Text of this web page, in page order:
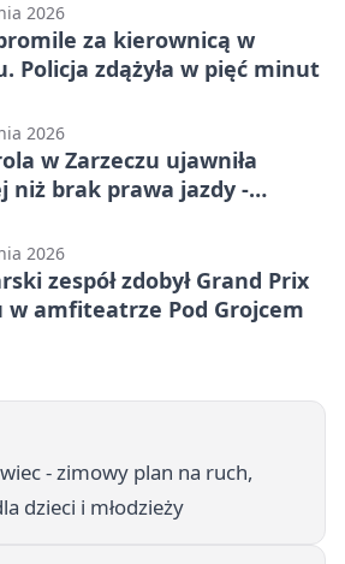
2026
za kierownicą w
Policja zdążyła w pięć minut
2026
w Zarzeczu ujawniła
niż brak prawa jazdy -
2026
zespół zdobył Grand Prix
w amfiteatrze Pod Grojcem
- zimowy plan na ruch,
dzieci i młodzieży